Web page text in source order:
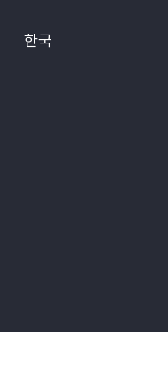
한국